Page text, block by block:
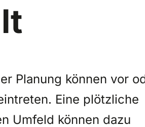
Planung können vor
Eine plötzliche
Umfeld können dazu